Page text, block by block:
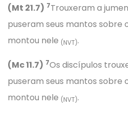
(Mt 21.7) 7Trouxeram a
puseram seus mantos sobre
montou nele (NVT).
(Mc 11.7) 7Os discípulos
puseram seus mantos sobre
montou nele (NVT).